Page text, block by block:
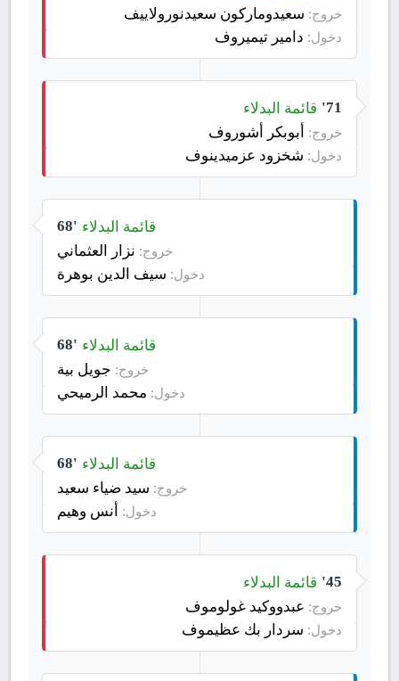
خروج: سعيدوماركون سعيدنورولاييف
دخول: دامير تيميروف
71' قائمة البدلاء
خروج: أبوبكر أشوروف
دخول: شخزود عزميدينوف
68' قائمة البدلاء
خروج: نزار العثماني
دخول: سيف الدين بوهرة
68' قائمة البدلاء
خروج: جويل بية
دخول: محمد الرميحي
68' قائمة البدلاء
خروج: سيد ضياء سعيد
دخول: أنس وهيم
45' قائمة البدلاء
خروج: عبدووكيد غولوموف
دخول: سردار بك عظيموف